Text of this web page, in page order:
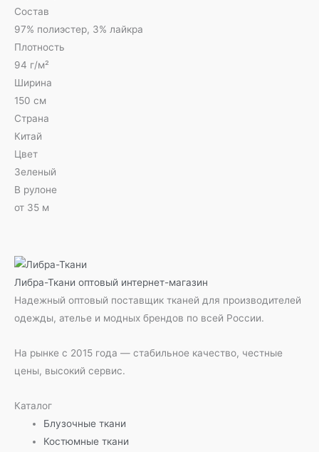
Состав
97% полиэстер, 3% лайкра
Плотность
94 г/м²
Ширина
150 см
Страна
Китай
Цвет
Зеленый
В рулоне
от 35 м
Либра-Ткани оптовый интернет-магазин
Надежный оптовый поставщик тканей для производителей
одежды, ателье и модных брендов по всей России.
На рынке с 2015 года — стабильное качество, честные
цены, высокий сервис.
Каталог
Блузочные ткани
Костюмные ткани